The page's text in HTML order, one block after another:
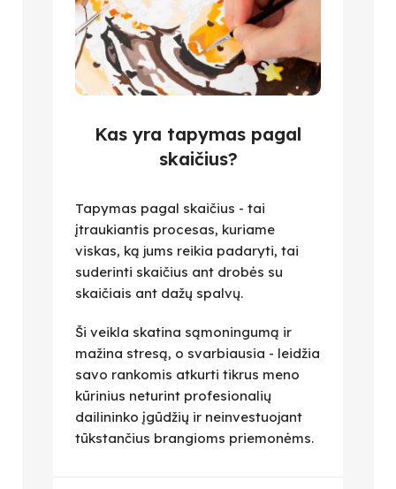
Kas yra tapymas pagal
skaičius?
Tapymas pagal skaičius - tai
įtraukiantis procesas, kuriame
viskas, ką jums reikia padaryti, tai
suderinti skaičius ant drobės su
skaičiais ant dažų spalvų.
Ši veikla skatina sąmoningumą ir
mažina stresą, o svarbiausia - leidžia
savo rankomis atkurti tikrus meno
kūrinius neturint profesionalių
dailininko įgūdžių ir neinvestuojant
tūkstančius brangioms priemonėms.